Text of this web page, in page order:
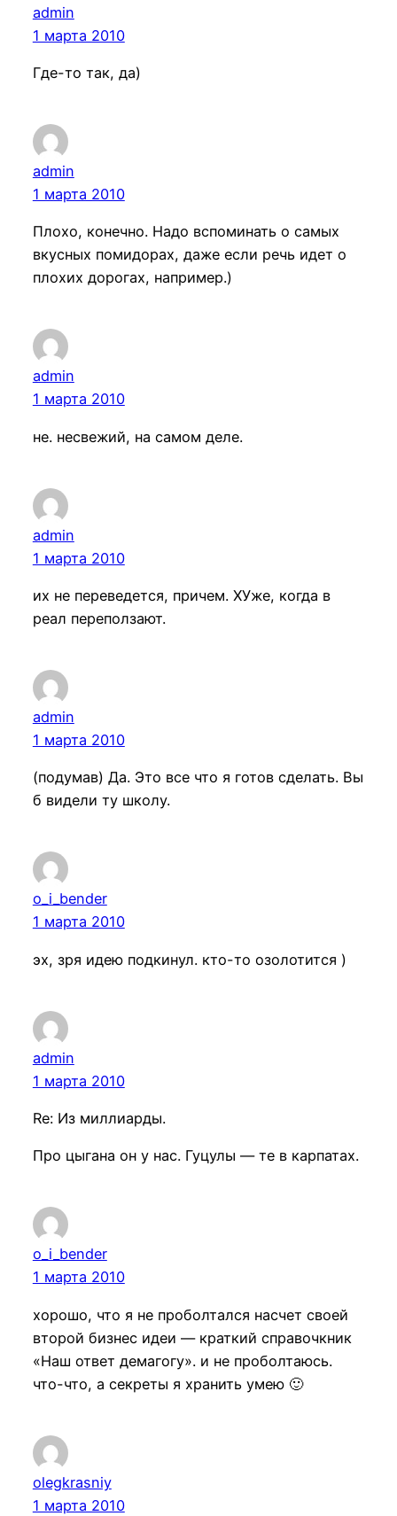
admin
1 марта 2010
Где-то так, да)
admin
1 марта 2010
Плохо, конечно. Надо вспоминать о самых
вкусных помидорах, даже если речь идет о
плохих дорогах, например.)
admin
1 марта 2010
не. несвежий, на самом деле.
admin
1 марта 2010
их не переведется, причем. ХУже, когда в
реал переползают.
admin
1 марта 2010
(подумав) Да. Это все что я готов сделать. Вы
б видели ту школу.
o_i_bender
1 марта 2010
эх, зря идею подкинул. кто-то озолотится )
admin
1 марта 2010
Re: Из миллиарды.
Про цыгана он у нас. Гуцулы — те в карпатах.
o_i_bender
1 марта 2010
хорошо, что я не проболтался насчет своей
второй бизнес идеи — краткий справочкник
«Наш ответ демагогу». и не проболтаюсь.
что-что, а секреты я хранить умею 🙂
olegkrasniy
1 марта 2010